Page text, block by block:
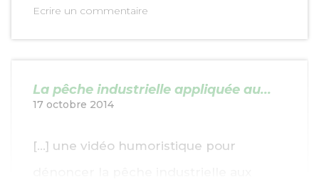
Ecrire un commentaire
La pêche industrielle appliquée au...
17 octobre 2014
[…] une vidéo humoristique pour